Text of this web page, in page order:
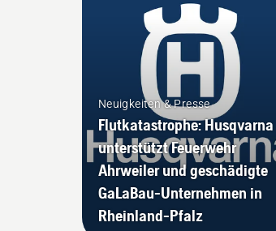
Neuigkeiten & Presse
Flutkatastrophe: Husqvarna
unterstützt Feuerwehr
Ahrweiler und geschädigte
GaLaBau-Unternehmen in
Rheinland-Pfalz